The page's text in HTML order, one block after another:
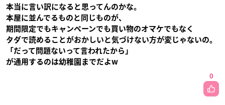
本当に言い訳になると思ってんのかな。
本屋に並んでるものと同じものが、
期間限定でもキャンペーンでも買い物のオマケでもなく
タダで読めることがおかしいと気づけない方が変じゃないの。
「だって問題ないって言われたから」
が通用するのは幼稚園までだよw
0